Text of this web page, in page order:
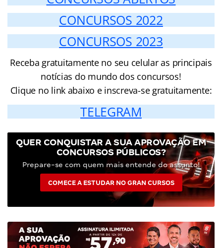
CONCURSOS 2022
CONCURSOS 2023
Receba gratuitamente no seu celular as principais
notícias do mundo dos concursos!
Clique no link abaixo e inscreva-se gratuitamente:
TELEGRAM
QUER CONQUISTAR A SUA APROVAÇÃO EM
CONCURSOS PÚBLICOS?
Prepare-se com quem mais entende do assunto!
COMECE A ESTUDAR NO GRAN CURSOS